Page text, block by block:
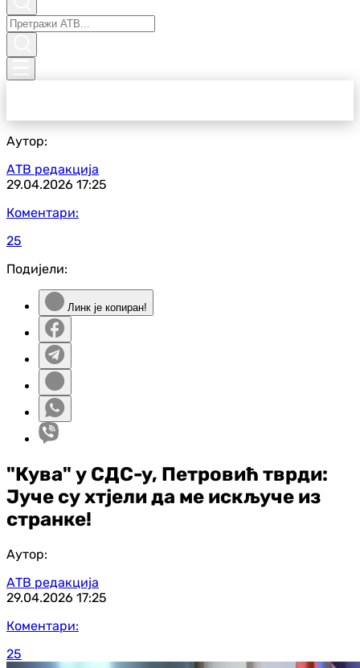
Аутор:
АТВ редакција
29.04.2026 17:25
Коментари:
25
Подијели:
Линк је копиран!
"Кува" у СДС-у, Петровић тврди:
Јуче су хтјели да ме искључе из
странке!
Аутор:
АТВ редакција
29.04.2026 17:25
Коментари:
25